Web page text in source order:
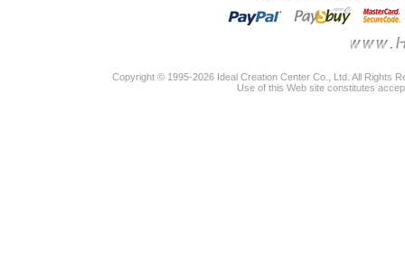
Copyright © 1995-2026 Ideal Creation Center Co., Ltd. All Rights
Use of this Web site constitutes